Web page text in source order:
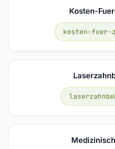
Kosten-
kosten-fuer-